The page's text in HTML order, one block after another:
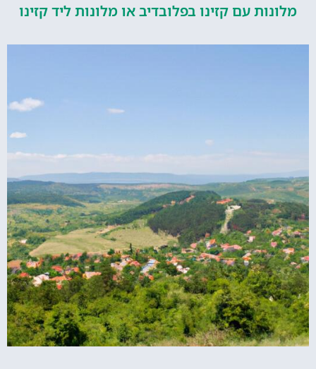
עם קזינו בפלובדיב או מלונות ליד קזינו